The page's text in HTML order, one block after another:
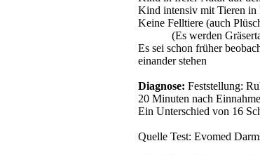
Kind intensiv mit Tieren in
Keine Felltiere (auch
(Es werden
Es sei schon früher
einander stehen
Diagnose: Feststellung:
20 Minuten nach
Ein Unterschied von 16
Quelle Test: Evomed